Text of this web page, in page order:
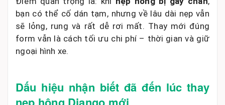
bạn có thể cố dán tạm, nhưng về lâu dài nẹp vẫn
sẽ lỏng, rung và rất dễ rơi mất. Thay mới đúng
form vẫn là cách tối ưu chi phí – thời gian và giữ
ngoại hình xe.
Dấu hiệu nhận biết đã đến lúc thay